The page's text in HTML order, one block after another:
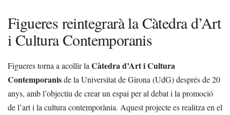
Figueres reintegrarà la Càtedra d’Art
i Cultura Contemporanis
Figueres torna a acollir laCàtedra d’Art i Cultura
Contemporanisde la Universitat de Girona (UdG) després de 20
anys, amb l’objectiu de crear un espai per al debat i la promoció
de l’art i la cultura contemporània. Aquest projecte es realitza en el